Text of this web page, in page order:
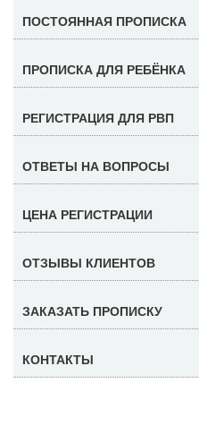
ПОСТОЯННАЯ ПРОПИСКА
ПРОПИСКА ДЛЯ РЕБЁНКА
РЕГИСТРАЦИЯ ДЛЯ РВП
ОТВЕТЫ НА ВОПРОСЫ
ЦЕНА РЕГИСТРАЦИИ
ОТЗЫВЫ КЛИЕНТОВ
ЗАКАЗАТЬ ПРОПИСКУ
КОНТАКТЫ